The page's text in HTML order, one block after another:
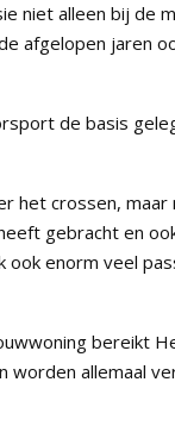
niet alleen bij de
afgelopen jaren
de basis
het crossen,
gebracht en
enorm veel
bereikt
worden allemaal